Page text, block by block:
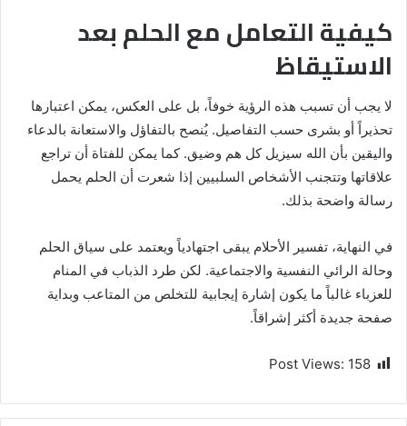
كيفية التعامل مع الحلم بعد
الاستيقاظ
لا يجب أن تسبب هذه الرؤية خوفاً، بل على العكس، يمكن اعتبارها
تحذيراً أو بشرى حسب التفاصيل. يُنصح بالتفاؤل والاستعانة بالدعاء
واليقين بأن الله سيزيل كل هم وضيق. كما يمكن للفتاة أن تراجع
علاقاتها وتتجنب الأشخاص السلبيين إذا شعرت أن الحلم يحمل
رسالة واضحة بذلك.
في النهاية، تفسير الأحلام يبقى اجتهادياً ويعتمد على سياق الحلم
وحالة الرائي النفسية والاجتماعية. لكن طرد الذباب في المنام
للعزباء غالباً ما يكون إشارة إيجابية للتخلص من المتاعب وبداية
صفحة جديدة أكثر إشراقاً.
Post Views: 158